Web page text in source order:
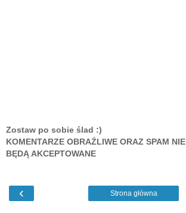
Zostaw po sobie ślad :)
KOMENTARZE OBRAŹLIWE ORAZ SPAM NIE
BĘDĄ AKCEPTOWANE
‹ Strona główna